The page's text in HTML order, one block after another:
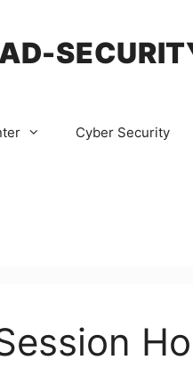
AD-
Cyber Security